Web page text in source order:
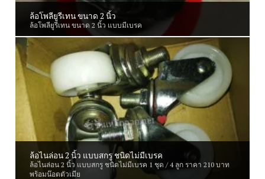
ล้อโพลียูรีเทน ขนาด 2 นิ้ว
ล้อโพลียูรีเทน ขนาด 2 นิ้ว แบบมีเบรค
ล้อไนล่อน 2 นิ้ว แบบสกรู ชนิดไม่มีเบรค
ล้อไนล่อน 2 นิ้ว แบบสกรู ชนิดไม่มีเบรค 1 ชุด / 4 ลูก ราคา 210 บาท
พร้อมน๊อตตัวเมีย
สั่งตัดพร้อมสั่งซื้อได้ง่ายๆ แล้ววันนี้
เครื่องมือคำนวณการตัด